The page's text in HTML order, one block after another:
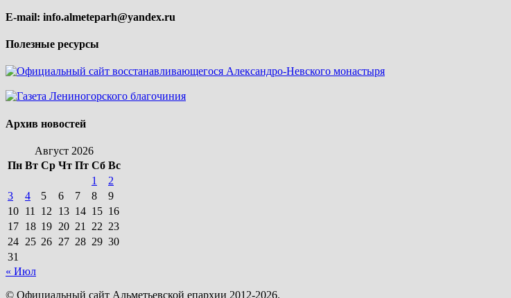
E-mail: info.almeteparh@yandex.ru
Полезные ресурсы
Архив новостей
Август 2026
Пн Вт Ср Чт Пт Сб Вс
1
2
3
4 5 6 7 8
9
10 11 12 13 14 15 16
17 18 19 20 21 22 23
24 25 26 27 28 29 30
31
« Июл
© Официальный сайт Альметьевской епархии 2012-2026.